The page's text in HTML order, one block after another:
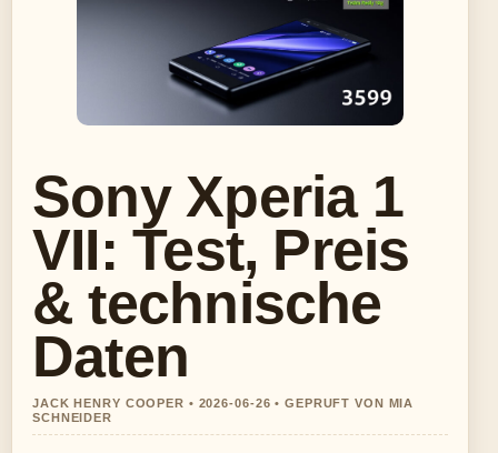
Sony Xperia 1
VII: Test, Preis
& technische
Daten
JACK HENRY COOPER • 2026-06-26 • GEPRUFT VON MIA
SCHNEIDER